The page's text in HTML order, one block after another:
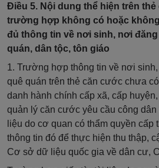
Điều 5. Nội dung thể hiện trên
trường hợp không có hoặc
đủ thông tin về nơi sinh, nơi
quán, dân tộc, tôn giáo
1. Trường hợp thông tin về nơi
quê quán trên thẻ căn cước chưa
danh hành chính cấp xã, cấp
quản lý căn cước yêu cầu công
liệu do cơ quan có thẩm quyền cấp
thông tin đó để thực hiện thu thập,
Cơ sở dữ liệu quốc gia về dân cư,